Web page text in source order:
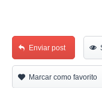
Enviar post
Marcar como favorito